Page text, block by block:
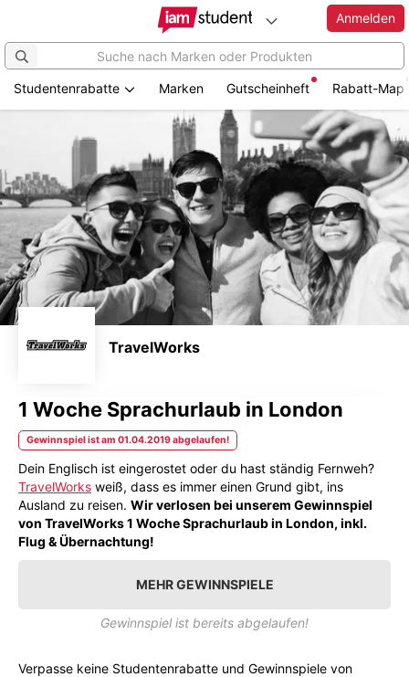
Anmelden
Studentenrabatte Marken Gutscheinheft Rabatt-Map
TravelWorks
1 Woche Sprachurlaub in London
Gewinnspiel ist am 01.04.2019 abgelaufen!
Dein Englisch ist eingerostet oder du hast ständig Fernweh?
TravelWorks weiß, dass es immer einen Grund gibt, ins
Ausland zu reisen. Wir verlosen bei unserem Gewinnspiel
von TravelWorks 1 Woche Sprachurlaub in London, inkl.
Flug & Übernachtung!
MEHR GEWINNSPIELE
Gewinnspiel ist bereits abgelaufen!
Verpasse keine Studentenrabatte und Gewinnspiele von